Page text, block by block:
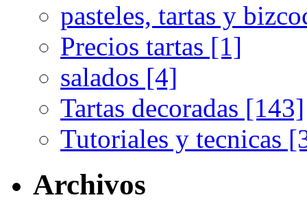
pasteles, tartas y
Precios tartas [1]
salados [4]
Tartas decoradas [143]
Tutoriales y tecnicas
Archivos